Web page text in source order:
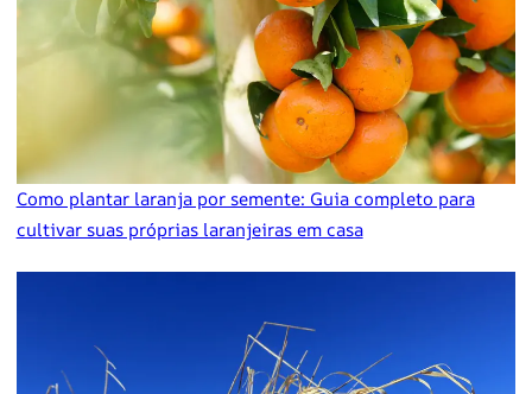
Como plantar laranja por semente: Guia completo para
cultivar suas próprias laranjeiras em casa